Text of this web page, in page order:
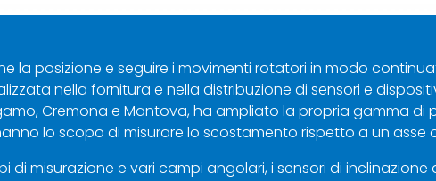
la posizione e seguire i movimenti rotatori in modo
nella fornitura e nella distribuzione di sensori e
Cremona e Mantova, ha ampliato la propria gamma di
lo scopo di misurare lo scostamento rispetto a un asse
di misurazione e vari campi angolari, i sensori di